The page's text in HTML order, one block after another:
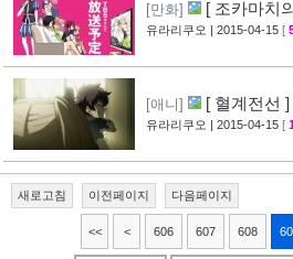
[만화]
[ 조카마치
결정 [24]
유라리쿠오 | 2015-04-15 [
[애니]
[ 혈계전선
CM 영상 공개 [20]
유라리쿠오 | 2015-04-15 [
새로고침 이전페이지 다음페이지
<< < 606 607 608